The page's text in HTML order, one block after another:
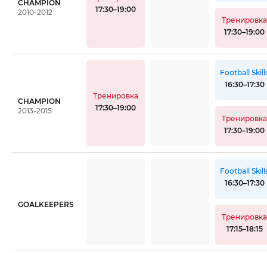
CHAMPION
2010-2012
17:30–19:00
Тренировка
17:30–19:00
CHAMPION
2013-2015
Тренировка
17:30–19:00
Football
16:30–17:30
Тренировка
17:30–19:00
GOALKEEPERS
Football
16:30–17:30
Тренировка
17:15–18:15